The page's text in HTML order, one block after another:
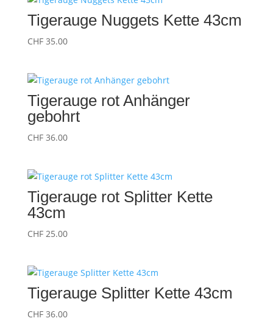
Tigerauge Nuggets Kette 43cm
CHF35.00
Tigerauge rot Anhänger
gebohrt
CHF36.00
Tigerauge rot Splitter Kette
43cm
CHF25.00
Tigerauge Splitter Kette 43cm
CHF36.00